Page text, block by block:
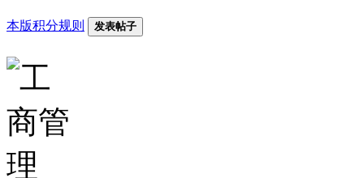
本版积分规则 发表帖子